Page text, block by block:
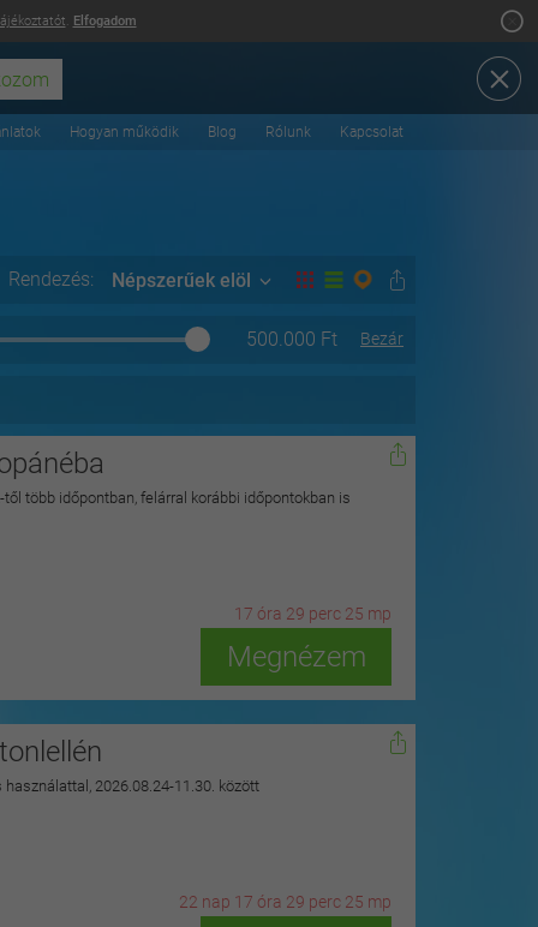
. Elfogadom
Hogyan működik Blog Rólunk Kapcsolat
Rendezés: Népszerűek elöl
Bezár
500.000 Ft
több időpontban, felárral korábbi időpontokban is
17 óra 29 perc 23 mp
Megnézem
2026.08.24-11.30. között
22 nap 17 óra 29 perc 23 mp